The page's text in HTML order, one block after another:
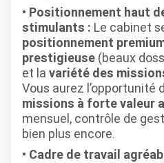
Positionnement haut
stimulants : Le cabinet
positionnement
prestigieuse (beaux
et la variété des
Vous aurez l’opportunité
missions à forte valeur
mensuel, contrôle de
bien plus encore.
Cadre de travail